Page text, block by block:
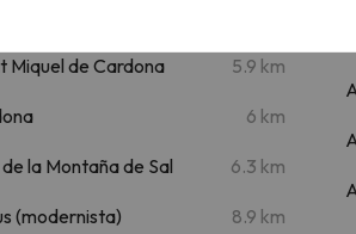
Miquel de Cardona 5.9 km
6 km
la Montaña de Sal 6.3 km
(modernista) 8.9 km